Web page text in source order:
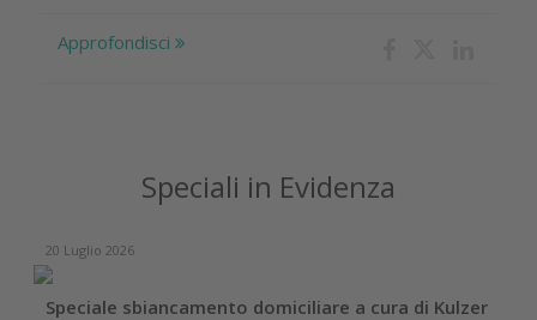
Approfondisci
Speciali in Evidenza
20 Luglio 2026
Speciale sbiancamento domiciliare a cura di Kulzer